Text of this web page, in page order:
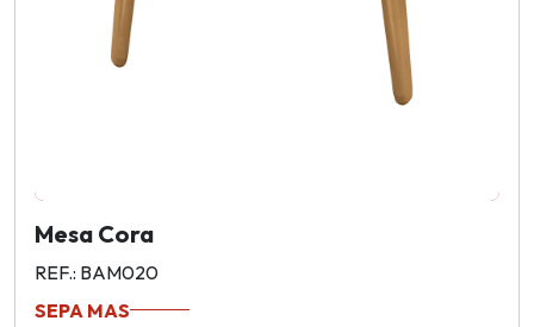
Mesa Cora
REF.: BAM020
SEPA MAS